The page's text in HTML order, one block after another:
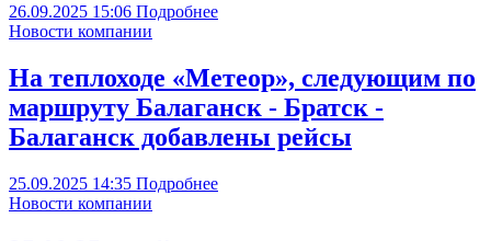
26.09.2025 15:06 Подробнее
Новости компании
На теплоходе «Метеор», следующим по
маршруту Балаганск - Братск -
Балаганск добавлены рейсы
25.09.2025 14:35 Подробнее
Новости компании